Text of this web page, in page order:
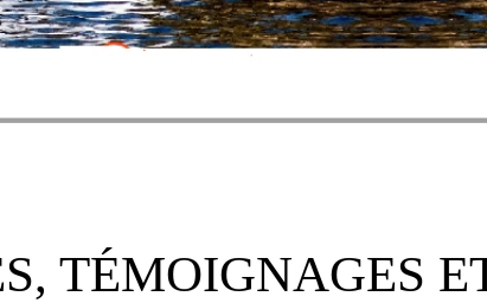
TÉMOIGNAGES